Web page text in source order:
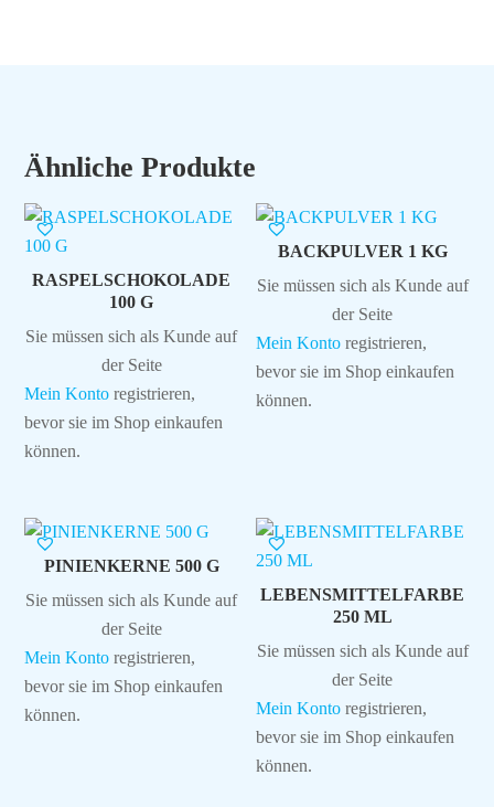
Ähnliche Produkte
RASPELSCHOKOLADE
100 G
Sie müssen sich als Kunde auf
der Seite
Mein Konto registrieren,
bevor sie im Shop einkaufen
können.
BACKPULVER 1 KG
Sie müssen sich als Kunde auf
der Seite
Mein Konto registrieren,
bevor sie im Shop einkaufen
können.
PINIENKERNE 500 G
Sie müssen sich als Kunde auf
der Seite
Mein Konto registrieren,
bevor sie im Shop einkaufen
können.
LEBENSMITTELFARBE
250 ML
Sie müssen sich als Kunde auf
der Seite
Mein Konto registrieren,
bevor sie im Shop einkaufen
können.